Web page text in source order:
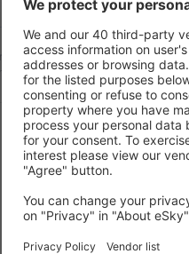
tegen scherpe prijzen in
dat door mij wordt
We